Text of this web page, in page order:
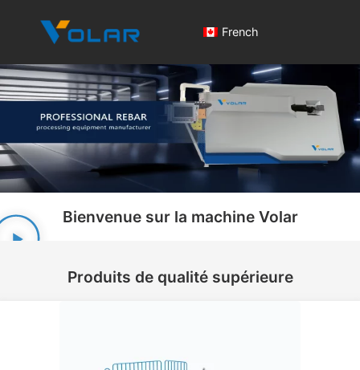
French
Bienvenue sur la machine Volar
Produits de qualité supérieure